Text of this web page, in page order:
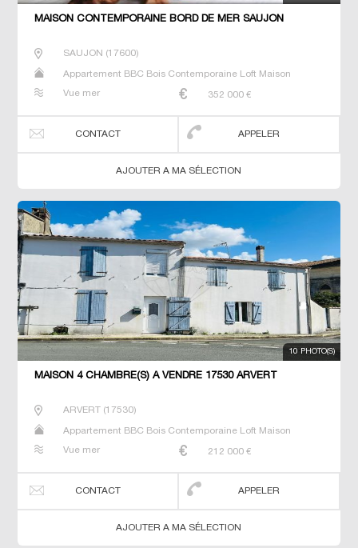
MAISON CONTEMPORAINE BORD DE MER SAUJON
SAUJON (17600)
Appartement BBC Bois Contemporaine Loft Maison
Vue mer
352 000 €
CONTACT APPELER
AJOUTER A MA SÉLECTION
10 PHOTO(S)
MAISON 4 CHAMBRE(S) À VENDRE 17530 ARVERT
ARVERT(17530)
Appartement BBC Bois Contemporaine Loft Maison
Vue mer
212 000 €
CONTACT APPELER
AJOUTER A MA SÉLECTION